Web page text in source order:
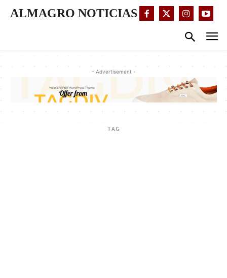
ALMAGRO NOTICIAS
- Advertisement -
TAG